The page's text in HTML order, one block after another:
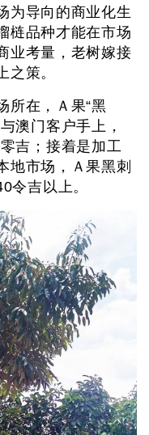
为导向的商业化生
梿品种才能在市场
业考量，老树嫁接
之策。
所在，Ａ果“黑
澳门客户手上，
吉；接着是加工
地市场，Ａ果黑刺
令吉以上。